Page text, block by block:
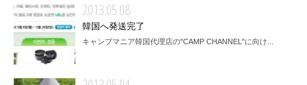
2013.05.08
韓国へ発送完了
キャンプマニア韓国代理店の"CAMP CHANNEL"に向け...